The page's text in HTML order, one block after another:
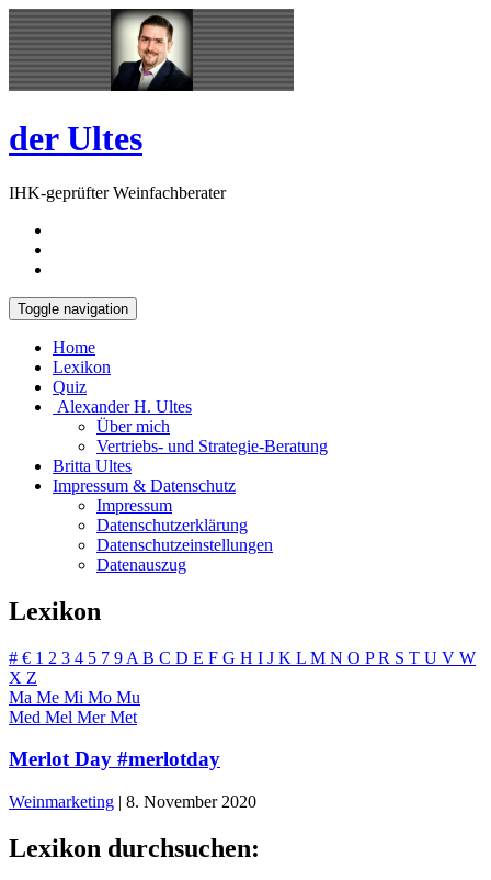
Skip
to
content
Open
Sidebar
der Ultes
IHK-geprüfter Weinfachberater
Toggle navigation
Home
Lexikon
Quiz
Alexander H. Ultes
Über mich
Vertriebs- und Strategie-Beratung
Britta Ultes
Impressum & Datenschutz
Impressum
Datenschutzerklärung
Datenschutzeinstellungen
Datenauszug
Lexikon
# € 1 2 3 4 5 7 9 A B C D E F G H I J K L M N O PR S T U V W
X Z
Ma Me Mi Mo Mu
Med Mel MerMet
Merlot Day #merlotday
Weinmarketing | 8. November 2020
Lexikon durchsuchen: